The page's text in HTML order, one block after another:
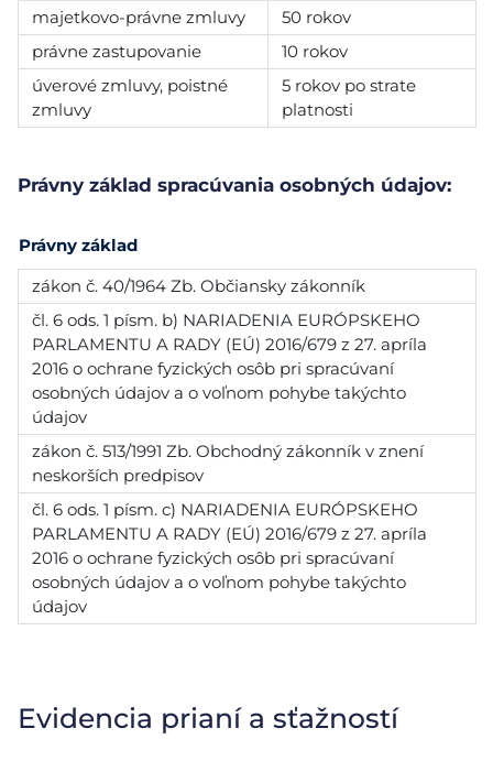
majetkovo-právne zmluvy
50 rokov
právne zastupovanie
10 rokov
úverové zmluvy, poistné
zmluvy
5 rokov po strate
platnosti
Právny základ spracúvania osobných údajov:
Právny základ
zákon č. 40/1964 Zb. Občiansky zákonník
čl. 6 ods. 1 písm. b) NARIADENIA EURÓPSKEHO
PARLAMENTU A RADY (EÚ) 2016/679 z 27. apríla
2016 o ochrane fyzických osôb pri spracúvaní
osobných údajov a o voľnom pohybe takýchto
údajov
zákon č. 513/1991 Zb. Obchodný zákonník v znení
neskorších predpisov
čl. 6 ods. 1 písm. c) NARIADENIA EURÓPSKEHO
PARLAMENTU A RADY (EÚ) 2016/679 z 27. apríla
2016 o ochrane fyzických osôb pri spracúvaní
osobných údajov a o voľnom pohybe takýchto
údajov
Evidencia prianí a sťažností